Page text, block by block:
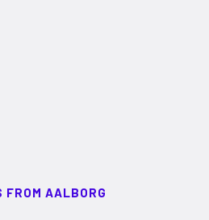
AALBORG